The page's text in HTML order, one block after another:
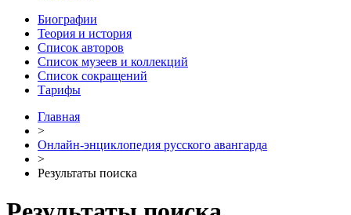
Биографии
Теория и история
Список авторов
Список музеев и коллекций
Список сокращений
Тарифы
Главная
>
Онлайн-энциклопедия русского авангарда
>
Результаты поиска